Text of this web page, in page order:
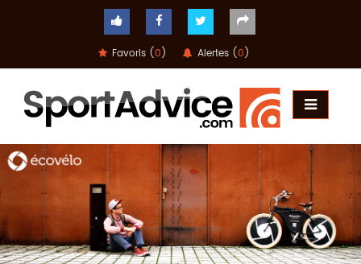
Favoris (0) Alertes (0)
COMPARATEUR
CONSEILS
QUESTIONS
-
RÉPONSES
CONTACT